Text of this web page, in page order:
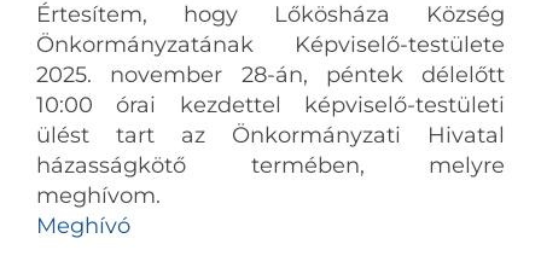
Választás
Értesítem, hogy Lőkösháza Község
Önkormányzatának Képviselő-testülete
2025. november 28-án, péntek délelőtt
10:00 órai kezdettel képviselő-testületi
ülést tart az Önkormányzati Hivatal
házasságkötő termében, melyre
meghívom.
Meghívó